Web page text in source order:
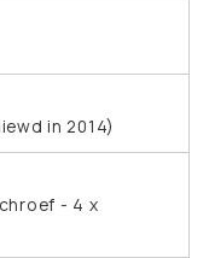
in 2014)
- 4 x